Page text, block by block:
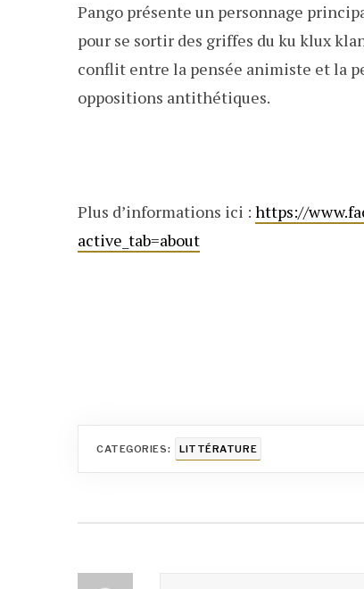
Pango présente un personnage
pour se sortir des griffes du ku klux
conflit entre la pensée animiste et la
oppositions antithétiques.
Plus d’informations ici : https://
active_tab=about
CATEGORIES: LITTÉRATURE